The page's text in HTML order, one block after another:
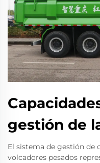
gestión de
El sistema de gestión de
volcadores pesados